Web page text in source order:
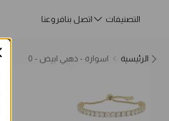
التصنيفات اتصل بنافروعنا
الرئيسية اسوارة - ذهبي ابيض - 0